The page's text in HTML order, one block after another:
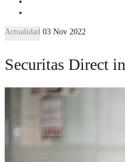
Actualidad 03 Nov 2022
Securitas Direct